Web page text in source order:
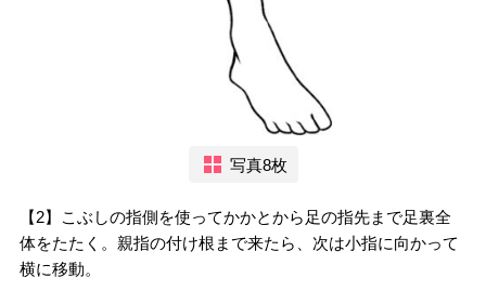
写真8枚
【2】こぶしの指側を使ってかかとから足の指先まで足裏全
体をたたく。親指の付け根まで来たら、次は小指に向かって
横に移動。